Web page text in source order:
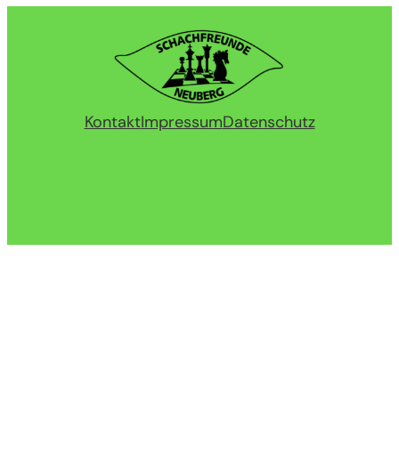
KontaktImpressumDatenschutz